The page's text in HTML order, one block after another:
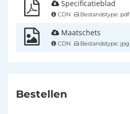
Specificatieblad
CDN Bestandstype: pdf
Maatschets
CDN Bestandstype: jpg
Bestellen